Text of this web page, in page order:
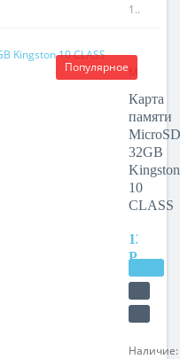
1..
Популярное
32GB
Kingston
10
CLASS
Карта
памяти
MicroSD
32GB
Kingston
10
CLASS
1290
РУБ.
Наличие: